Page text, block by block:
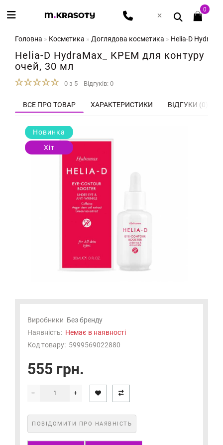
0
Головна Косметика Доглядова косметика Helia-D
Helia-D HydraMax_ КРЕМ для контуру
очей, 30 мл
0 з 5 Відгуків: 0
ВСЕ ПРО ТОВАР ХАРАКТЕРИСТИКИ ВІДГУКИ (0)
Новинка
Хіт
Виробники Без бренду
Наявність: Немає в наявності
Код товару: 5999569022880
555 грн.
ПОВІДОМИТИ ПРО НАЯВНІСТЬ